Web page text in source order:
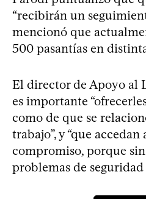
“recibirán un
mencionó que
500 pasantías en
El director de Apoyo al
es importante
como de que se
trabajo”, y “que accedan
compromiso, porque
problemas de seguridad